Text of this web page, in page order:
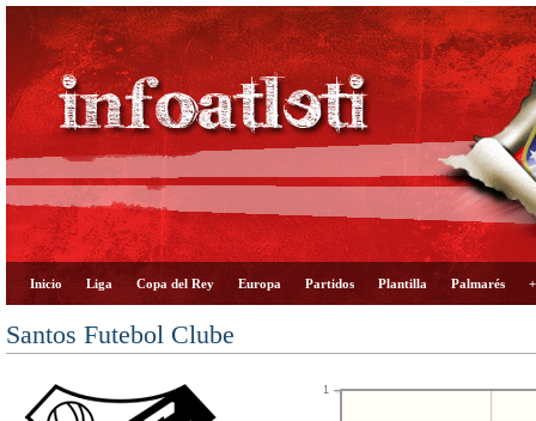
Inicio Liga Copa del Rey Europa Partidos Plantilla Palmarés
Santos Futebol Clube
1